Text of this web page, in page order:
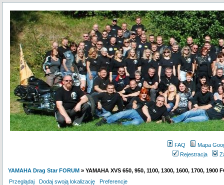
FAQ
Mapa
Rejestracja
YAMAHA Drag Star FORUM » YAMAHA XVS 650, 950, 1100, 1300, 1600, 1700, 1900
Przeglądaj
Dodaj swoją lokalizację Preferencje